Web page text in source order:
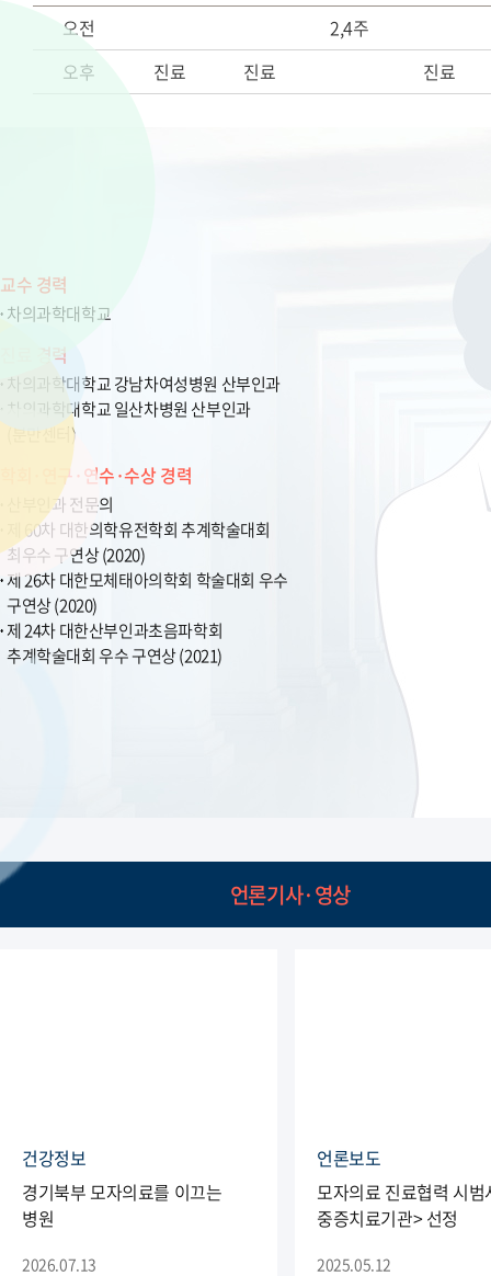
오전
2,4주
오후
진료 진료 진료
교수 경력
차의과학대학교
진료 경력
차의과학대학교 강남차여성병원 산부인과
차의과학대학교 일산차병원 산부인과
(분만센터)
학회·연구·연수·수상 경력
산부인과 전문의
제 60차 대한의학유전학회 추계학술대회
최우수 구연상 (2020)
제 26차 대한모체태아의학회 학술대회 우수
구연상 (2020)
제 24차 대한산부인과초음파학회
추계학술대회 우수 구연상 (2021)
언론기사·영상
건강정보
경기북부 모자의료를 이끄는
병원
2026.07.13
언론보도
모자의료 진료협력 시범
중증치료기관> 선정
2025.05.12